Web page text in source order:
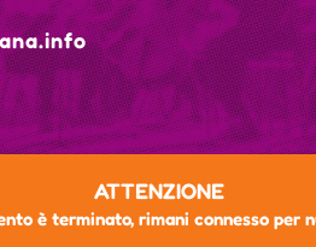
ATTENZIONE
è terminato, rimani connesso per